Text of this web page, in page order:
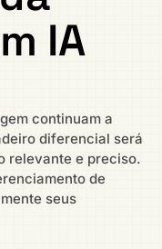
IA
continuam a
diferencial será
relevante e preciso.
de
seus